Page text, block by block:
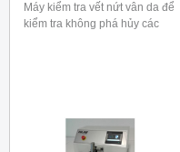
Máy kiểm tra vết nứt vân da để
kiểm tra không phá hủy các